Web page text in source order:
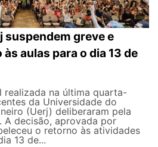
suspendem greve e
aulas para o dia 13 de
realizada na última quarta-
da Universidade do
(Uerj) deliberaram pela
A decisão, aprovada por
o retorno às atividades
13 de...